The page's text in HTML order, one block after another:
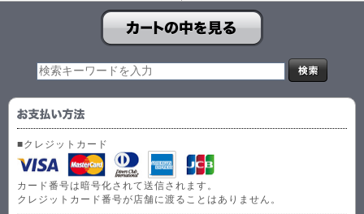
■クレジットカード
カード番号は暗号化されて送信されます。
クレジットカード番号が店舗に渡ることはありません。